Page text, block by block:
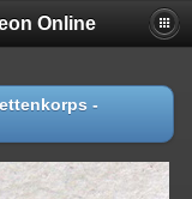
Online
-